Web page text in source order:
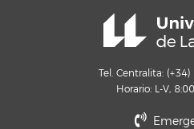
Tel. Centralita:
Horario: L-V,